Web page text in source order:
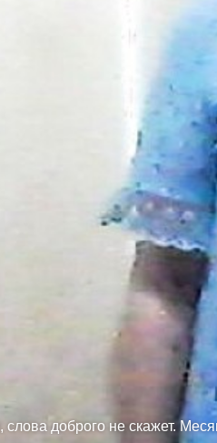
доброго не скажет.